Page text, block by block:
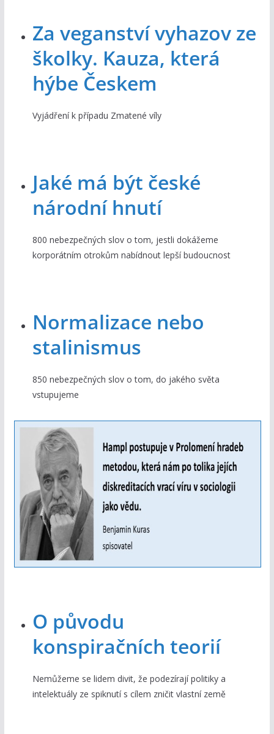
Za veganství vyhazov ze
školky. Kauza, která
hýbe Českem
Vyjádření k případu Zmatené víly
Jaké má být české
národní hnutí
800 nebezpečných slov o tom, jestli dokážeme
korporátním otrokům nabídnout lepší budoucnost
Normalizace nebo
stalinismus
850 nebezpečných slov o tom, do jakého světa
vstupujeme
O původu
konspiračních teorií
Nemůžeme se lidem divit, že podezírají politiky a
intelektuály ze spiknutí s cílem zničit vlastní země